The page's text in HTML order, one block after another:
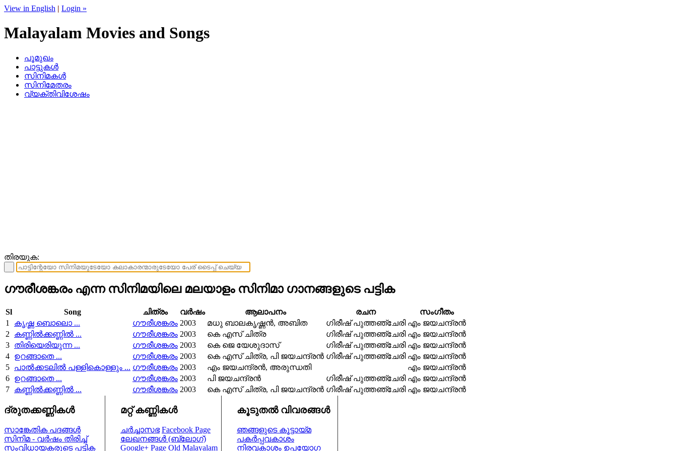
View in English | Login »
Malayalam Movies and Songs
പൂമുഖം
പാട്ടുകള്‍
സിനിമകള്‍
സിനിമേതരം
വ്യക്തിവിശേഷം
തിരയുക:
ഗൗരീശങ്കരം എന്ന സിനിമയിലെ മലയാളം സിനിമാ ഗാനങ്ങളുടെ പട്ടിക
Sl Song ചിത്രം വര്‍ഷം ആലാപനം രചന
സംഗീതം
1
കൃഷ്ണ ബൊലൊ ... ഗൗരീശങ്കരം 2003 മധു ബാലകൃഷ്ണന്‍, അബിത ഗിരീഷ് പുത്തഞ്ചേരി എം ജയചന്ദ്രന്‍
2
കണ്ണില്‍ക്കണ്ണില്‍ ... ഗൗരീശങ്കരം 2003 കെ എസ്‌ ചിത്ര ഗിരീഷ് പുത്തഞ്ചേരി എം ജയചന്ദ്രന്‍
3 തിരിയെരിയുന്ന ... ഗൗരീശങ്കരം 2003 കെ ജെ യേശുദാസ് ഗിരീഷ് പുത്തഞ്ചേരി എം ജയചന്ദ്രന്‍
4 ഉറങ്ങാതെ ... ഗൗരീശങ്കരം 2003 കെ എസ്‌ ചിത്ര, പി ജയചന്ദ്രൻ ഗിരീഷ് പുത്തഞ്ചേരി എം ജയചന്ദ്രന്‍
5 പാല്‍ക്കടലില്‍ പള്ളികൊള്ളും ... ഗൗരീശങ്കരം 2003 എം ജയചന്ദ്രന്‍, അരുന്ധതി
എം ജയചന്ദ്രന്‍
6 ഉറങ്ങാതെ ... ഗൗരീശങ്കരം 2003 പി ജയചന്ദ്രൻ ഗിരീഷ് പുത്തഞ്ചേരി എം ജയചന്ദ്രന്‍
7 കണ്ണില്‍ക്കണ്ണില്‍ ... ഗൗരീശങ്കരം 2003 കെ എസ്‌ ചിത്ര, പി ജയചന്ദ്രൻ ഗിരീഷ് പുത്തഞ്ചേരി എം ജയചന്ദ്രന്‍
ദ്രുതക്കണ്ണികള്‍
സാങ്കേതിക പദങ്ങള്‍
സിനിമ - വര്‍ഷം തിരിച്ച്
സംവിധായകരുടെ പട്ടിക
മറ്റ് കണ്ണികള്‍
ചര്‍ച്ചാസഭ Facebook Page
ലേഖനങ്ങള്‍ (ബ്ലോഗ്)
Google+ Page Old Malayalam
കൂടുതല്‍ വിവരങ്ങള്‍
ഞങ്ങളുടെ കൂട്ടായ്മ
പകര്‍പ്പവകാശം
നിരവകാശം ഉപയോഗ